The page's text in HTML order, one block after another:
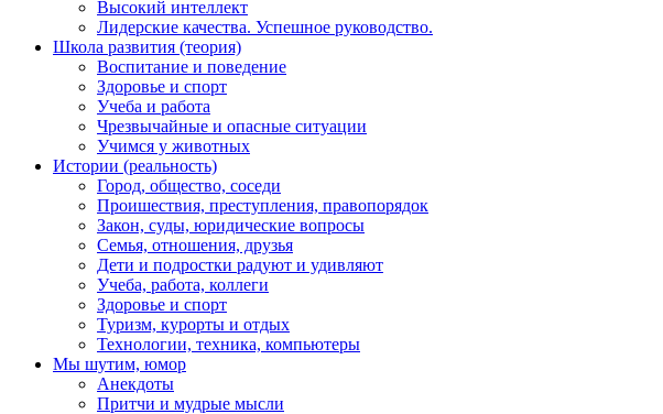
Высокий интеллект
Лидерские качества. Успешное руководство.
Школа развития (теория)
Воспитание и поведение
Здоровье и спорт
Учеба и работа
Чрезвычайные и опасные ситуации
Учимся у животных
Истории (реальность)
Город, общество, соседи
Проишествия, преступления, правопорядок
Закон, суды, юридические вопросы
Семья, отношения, друзья
Дети и подростки радуют и удивляют
Учеба, работа, коллеги
Здоровье и спорт
Туризм, курорты и отдых
Технологии, техника, компьютеры
Мы шутим, юмор
Анекдоты
Притчи и мудрые мысли